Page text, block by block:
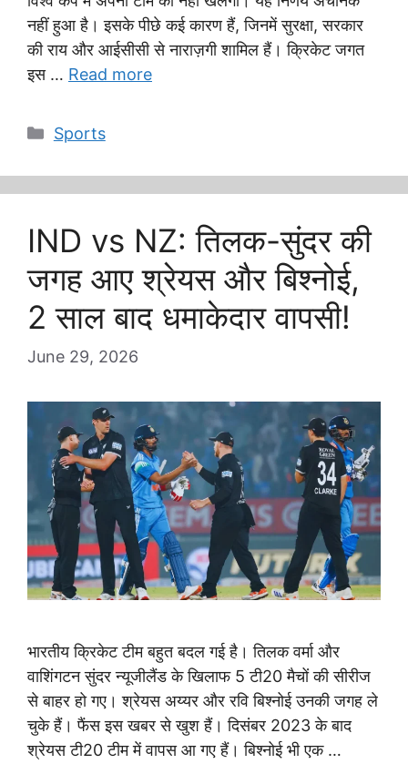
नहीं हुआ है। इसके पीछे कई कारण हैं, जिनमें सुरक्षा, सरकार
की राय और आईसीसी से नाराज़गी शामिल हैं। क्रिकेट जगत
इस … Read more
Categories
Sports
IND vs NZ: तिलक-सुंदर की
जगह आए श्रेयस और बिश्नोई,
2 साल बाद धमाकेदार वापसी!
June 29, 2026
भारतीय क्रिकेट टीम बहुत बदल गई है। तिलक वर्मा और
वाशिंगटन सुंदर न्यूजीलैंड के खिलाफ 5 टी20 मैचों की सीरीज
से बाहर हो गए। श्रेयस अय्यर और रवि बिश्नोई उनकी जगह ले
चुके हैं। फैंस इस खबर से खुश हैं। दिसंबर 2023 के बाद
श्रेयस टी20 टीम में वापस आ गए हैं। बिश्नोई भी एक …